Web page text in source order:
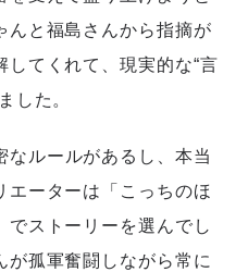
んと福島さんから指摘が
してくれて、現実的な“言
した。
なルールがあるし、本当
エーターは「こっちのほ
でストーリーを選んでし
が孤軍奮闘しながら常に